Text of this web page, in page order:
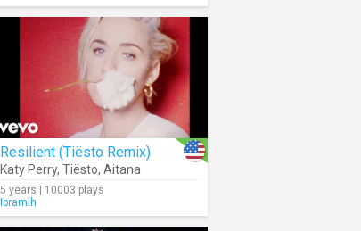
Resilient (Tiësto Remix)
Katy Perry, Tiësto, Aitana
5 years | 10003 plays
Ibramih